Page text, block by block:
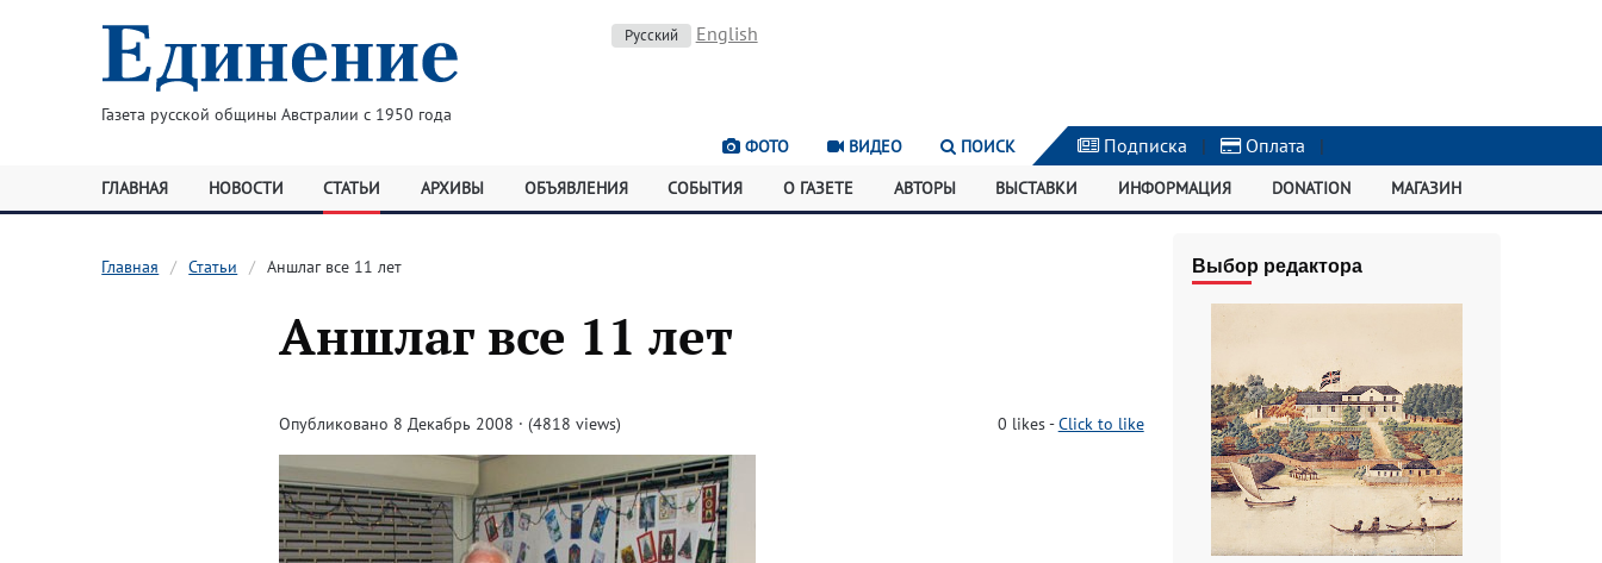
Газета русской общины Австралии с 1950 года
Русский English
ФОТО ВИДЕО ПОИСК Подписка | Оплата |
ГЛАВНАЯ НОВОСТИ СТАТЬИ АРХИВЫ ОБЪЯВЛЕНИЯ СОБЫТИЯ О ГАЗЕТЕ АВТОРЫ ВЫСТАВКИ ИНФОРМАЦИЯ DONATION МАГАЗИН
Главная Статьи Аншлаг все 11 лет
Аншлаг все 11 лет
Опубликовано 8 Декабрь 2008 · (4818 views) 0 likes-Click to like
Выбор редактора